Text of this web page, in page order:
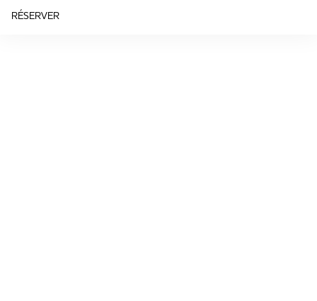
RÉSERVER